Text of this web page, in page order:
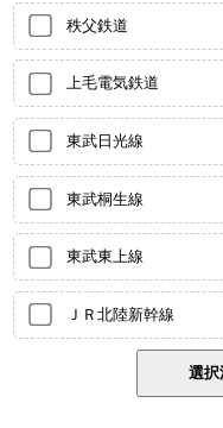
秩父鉄道
上毛電気鉄道
東武日光線
東武桐生線
東武東上線
ＪＲ北陸新幹線